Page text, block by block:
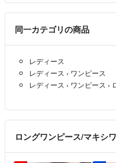
同一カテゴリの商品
レディース
レディース › ワンピース
レディース › ワンピース ›
ロングワンピース/マキシ